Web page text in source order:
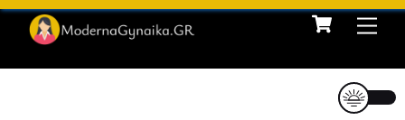
Skip
content
Cart